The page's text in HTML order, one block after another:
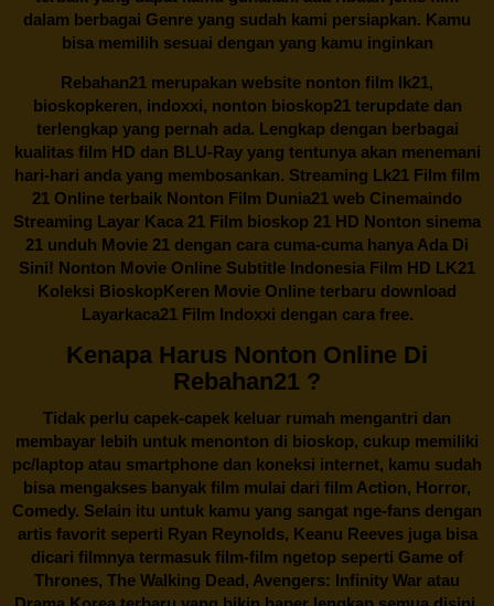
dalam berbagai Genre yang sudah kami persiapkan. Kamu
bisa memilih sesuai dengan yang kamu inginkan
Rebahan21 merupakan website nonton film lk21,
bioskopkeren, indoxxi, nonton bioskop21 terupdate dan
terlengkap yang pernah ada. Lengkap dengan berbagai
kualitas film HD dan BLU-Ray yang tentunya akan menemani
hari-hari anda yang membosankan. Streaming Lk21 Film film
21 Online terbaik Nonton Film Dunia21 web Cinemaindo
Streaming Layar Kaca 21 Film bioskop 21 HD Nonton sinema
21 unduh Movie 21 dengan cara cuma-cuma hanya Ada Di
Sini! Nonton Movie Online Subtitle Indonesia Film HD LK21
Koleksi BioskopKeren Movie Online terbaru download
Layarkaca21 Film Indoxxi dengan cara free.
Kenapa Harus Nonton Online Di
Rebahan21 ?
Tidak perlu capek-capek keluar rumah mengantri dan
membayar lebih untuk menonton di bioskop, cukup memiliki
pc/laptop atau smartphone dan koneksi internet, kamu sudah
bisa mengakses banyak film mulai dari film Action, Horror,
Comedy. Selain itu untuk kamu yang sangat nge-fans dengan
artis favorit seperti Ryan Reynolds, Keanu Reeves juga bisa
dicari filmnya termasuk film-film ngetop seperti Game of
Thrones, The Walking Dead, Avengers: Infinity War atau